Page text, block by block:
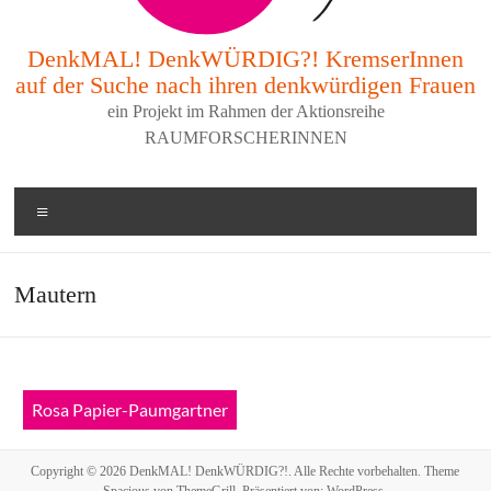
DenkMAL! DenkWÜRDIG?! KremserInnen
auf der Suche nach ihren denkwürdigen Frauen
ein Projekt im Rahmen der Aktionsreihe
RAUMFORSCHERINNEN
Mautern
Rosa Papier-Paumgartner
Copyright © 2026DenkMAL! DenkWÜRDIG?!. Alle Rechte vorbehalten. Theme